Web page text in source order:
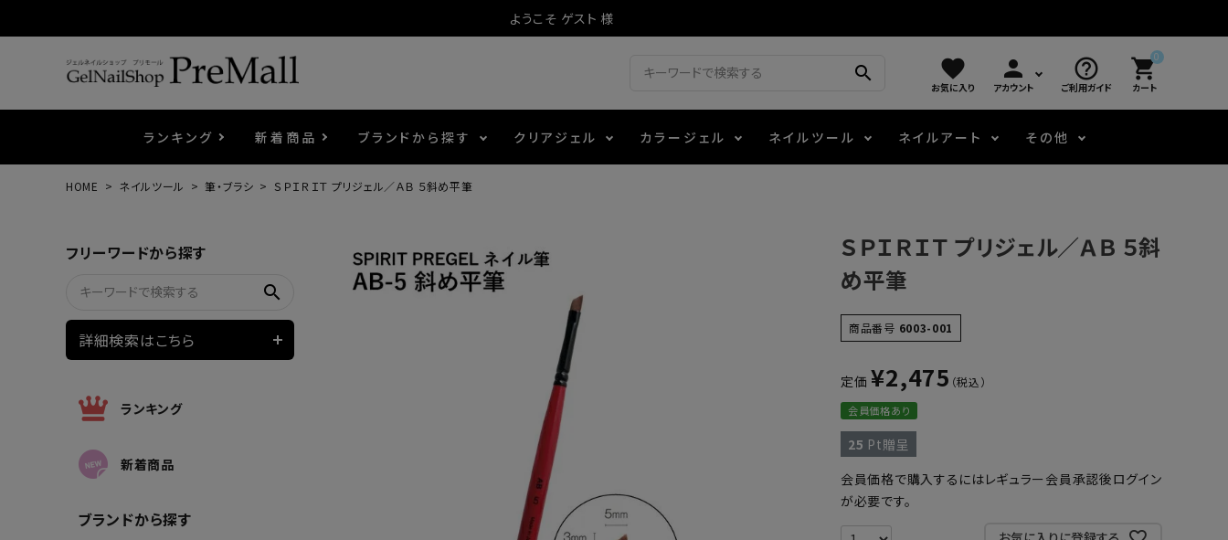
ようこそ ゲスト 様
search favorite
お気に入り
person
アカウント
help_outline
ご利用ガイド
0
shopping_cart
カート
ランキング 新着商品 ブランドから探す クリアジェル カラージェル
マグネティジェル
ウェービージェル ニュアンスジェル
エメナコラボジェル
ネイルツール
ピンセット・シザー・スパチュラ
ネイルマシン
ネイルアート
パウダー・フレーク
その他
HOME ネイルツール 筆・ブラシ ＳＰＩＲＩＴ プリジェル／ＡＢ ５斜め平筆
フリーワードから探す
search
詳細検索はこちら
ランキング
新着商品
ブランドから探す
ＳＰＩＲＩＴ プリジェル／ＡＢ ５斜
め平筆
商品番号 6003-001
定価 ¥2,475
会員価格あり
25 Pt贈呈
会員価格で購入するにはレギュラー会員承認後ログイン
が必要です。